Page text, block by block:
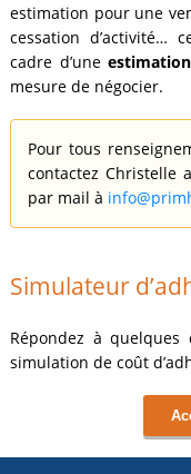
estimation pour une
cessation d’activité…
cadre d’une
mesure de négocier.
Pour tous
contactez Christelle
par mail à
Simulateur
Répondez à
simulation de coût